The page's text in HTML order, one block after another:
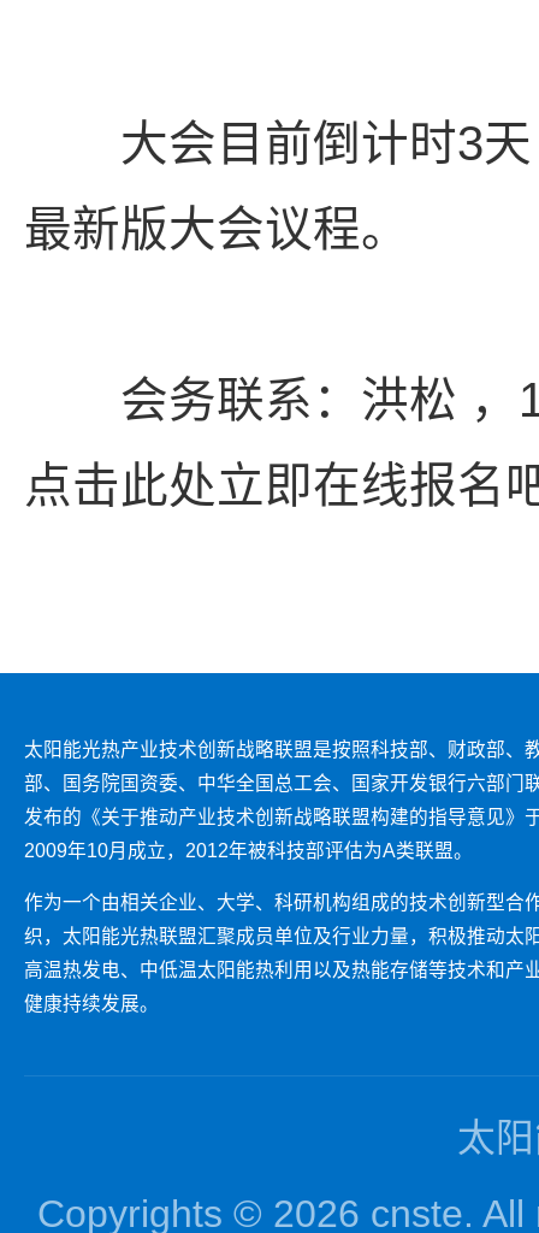
大会目前倒计时3天
最新版大会议程。
会务联系：洪松 ，
点击此处立即在线报名
太阳能光热产业技术创新战略联盟是按照科技部、财政部、
部、国务院国资委、中华全国总工会、国家开发银行六部门
发布的《关于推动产业技术创新战略联盟构建的指导意见》
2009年10月成立，2012年被科技部评估为A类联盟。
作为一个由相关企业、大学、科研机构组成的技术创新型合
织，太阳能光热联盟汇聚成员单位及行业力量，积极推动太
高温热发电、中低温太阳能热利用以及热能存储等技术和产
健康持续发展。
太
Copyrights © 2026 cnste. All